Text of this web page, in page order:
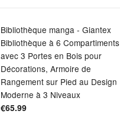
Bibliothèque manga - Giantex
Bibliothèque à 6 Compartiments
avec 3 Portes en Bois pour
Décorations, Armoire de
Rangement sur Pied au Design
Moderne à 3 Niveaux
€65.99